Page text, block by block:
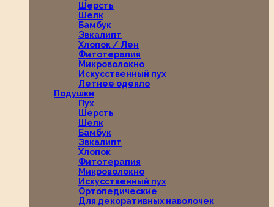
Шерсть
Шелк
Бамбук
Эвкалипт
Хлопок / Лен
Фитотерапия
Микроволокно
Искусственный пух
Летнее одеяло
Подушки
Пух
Шерсть
Шелк
Бамбук
Эвкалипт
Хлопок
Фитотерапия
Микроволокно
Искусственный пух
Ортопедические
Для декоративных наволочек